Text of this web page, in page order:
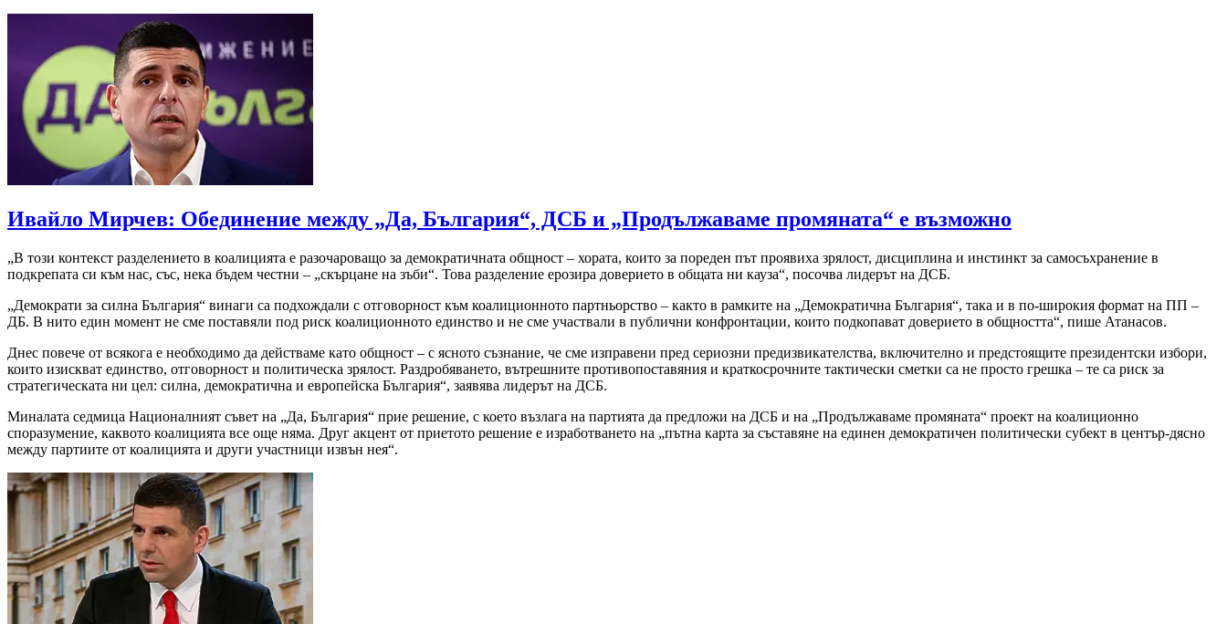
Ивайло Мирчев: Обединение между „Да, България“, ДСБ и „Продължаваме промяната“ е възможно
„В този контекст разделението в коалицията е разочароващо за демократичната общност – хората, които за пореден път проявиха зрялост, дисциплина и инстинкт за самосъхранение в
подкрепата си към нас, със, нека бъдем честни – „скърцане на зъби“. Това разделение ерозира доверието в общата ни кауза“, посочва лидерът на ДСБ.
„Демократи за силна България“ винаги са подхождали с отговорност към коалиционното партньорство – както в рамките на „Демократична България“, така и в по-широкия формат на ПП –
ДБ. В нито един момент не сме поставяли под риск коалиционното единство и не сме участвали в публични конфронтации, които подкопават доверието в общността“, пише Атанасов.
Днес повече от всякога е необходимо да действаме като общност – с ясното съзнание, че сме изправени пред сериозни предизвикателства, включително и предстоящите президентски избори,
които изискват единство, отговорност и политическа зрялост. Раздробяването, вътрешните противопоставяния и краткосрочните тактически сметки са не просто грешка – те са риск за
стратегическата ни цел: силна, демократична и европейска България“, заявява лидерът на ДСБ.
Миналата седмица Националният съвет на „Да, България“ прие решение, с което възлага на партията да предложи на ДСБ и на „Продължаваме промяната“ проект на коалиционно
споразумение, каквото коалицията все още няма. Друг акцент от приетото решение е изработването на „пътна карта за съставяне на единен демократичен политически субект в център-дясно
между партиите от коалицията и други участници извън нея“.